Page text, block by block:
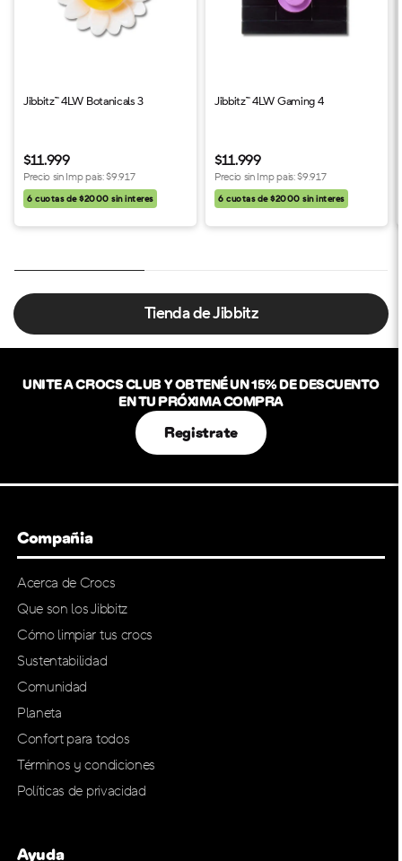
Jibbitz™ 4LW Botanicals 3
$11.999
Precio sin Imp pais:$9.917
6 cuotas de $2000 sin interes
Jibbitz™ 4LW Gaming 4
$11.999
Precio sin Imp pais:$9.917
6 cuotas de $2000 sin interes
Tienda de Jibbitz
UNITE A CROCS CLUB Y OBTENÉ UN 15% DE DESCUENTO
EN TU PRÓXIMA COMPRA
Registrate
Compañia
Acerca de Crocs
Que son los Jibbitz
Cómo limpiar tus crocs
Sustentabilidad
Comunidad
Planeta
Confort para todos
Términos y condiciones
Políticas de privacidad
Ayuda